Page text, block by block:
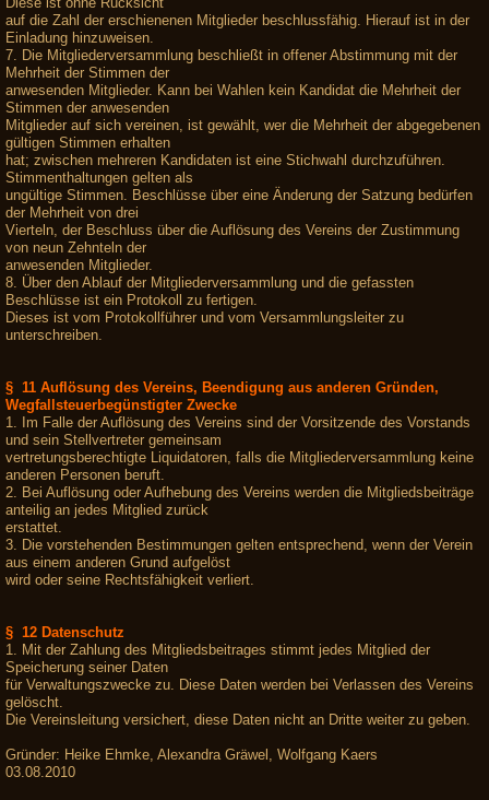
auf die Zahl der erschienenen Mitglieder beschlussfähig. Hierauf ist in der
Einladung hinzuweisen.
7. Die Mitgliederversammlung beschließt in offener Abstimmung mit der
Mehrheit der Stimmen der
anwesenden Mitglieder. Kann bei Wahlen kein Kandidat die Mehrheit der
Stimmen der anwesenden
Mitglieder auf sich vereinen, ist gewählt, wer die Mehrheit der abgegebenen
gültigen Stimmen erhalten
hat; zwischen mehreren Kandidaten ist eine Stichwahl durchzuführen.
Stimmenthaltungen gelten als
ungültige Stimmen. Beschlüsse über eine Änderung der Satzung bedürfen
der Mehrheit von drei
Vierteln, der Beschluss über die Auflösung des Vereins der Zustimmung
von neun Zehnteln der
anwesenden Mitglieder.
8. Über den Ablauf der Mitgliederversammlung und die gefassten
Beschlüsse ist ein Protokoll zu fertigen.
Dieses ist vom Protokollführer und vom Versammlungsleiter zu
unterschreiben.
§ 11 Auflösung des Vereins, Beendigung aus anderen Gründen,
Wegfallsteuerbegünstigter Zwecke
1. Im Falle der Auflösung des Vereins sind der Vorsitzende des Vorstands
und sein Stellvertreter gemeinsam
vertretungsberechtigte Liquidatoren, falls die Mitgliederversammlung keine
anderen Personen beruft.
2. Bei Auflösung oder Aufhebung des Vereins werden die Mitgliedsbeiträge
anteilig an jedes Mitglied zurück
erstattet.
3. Die vorstehenden Bestimmungen gelten entsprechend, wenn der Verein
aus einem anderen Grund aufgelöst
wird oder seine Rechtsfähigkeit verliert.
§ 12 Datenschutz
1. Mit der Zahlung des Mitgliedsbeitrages stimmt jedes Mitglied der
Speicherung seiner Daten
für Verwaltungszwecke zu. Diese Daten werden bei Verlassen des Vereins
gelöscht.
Die Vereinsleitung versichert, diese Daten nicht an Dritte weiter zu geben.
Gründer: Heike Ehmke, Alexandra Gräwel, Wolfgang Kaers
03.08.2010